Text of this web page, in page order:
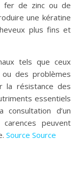
fer de zinc ou de
une kératine
plus fins et
tels que ceux
des problèmes
la résistance des
essentiels
d’un
peuvent
Source Source